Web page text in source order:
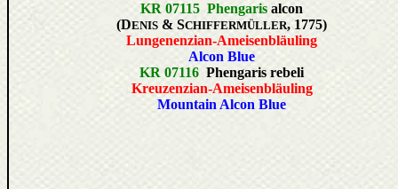
KR 07115 Phengaris alcon
(DENIS & SCHIFFERMÜLLER, 1775)
Lungenenzian-Ameisenbläuling
Alcon Blue
KR 07116 Phengaris rebeli
Kreuzenzian-Ameisenbläuling
Mountain Alcon Blue